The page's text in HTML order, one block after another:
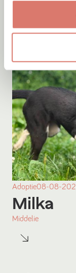
Adoptie08-08-
Milka
Middelie